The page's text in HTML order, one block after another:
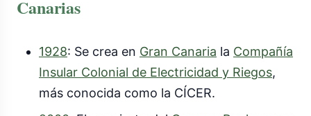
Canarias
1928: Se crea en Gran Canaria la Compañía
Insular Colonial de Electricidad y Riegos,
más conocida como la CÍCER.